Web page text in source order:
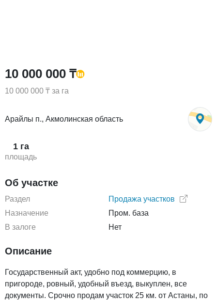
10 000 000 ₸
10 000 000 ₸ за га
Арайлы п., Акмолинская область
1 га
площадь
Об участке
Раздел
Продажа участков
Назначение
Пром. база
В залоге
Нет
Описание
Государственный акт, удобно под коммерцию, в
пригороде, ровный, удобный въезд, выкуплен, все
документы. Срочно продам участок 25 км. от Астаны, по